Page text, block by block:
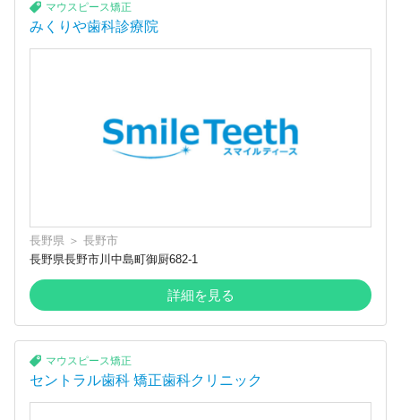
マウスピース矯正
みくりや歯科診療院
長野県 ＞ 長野市
長野県長野市川中島町御厨682-1
詳細を見る
マウスピース矯正
セントラル歯科 矯正歯科クリニック